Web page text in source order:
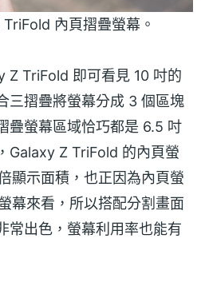
內頁摺疊螢幕。
Z TriFold 即可看見 10 吋的
三摺疊將螢幕分成 3 個區塊
疊螢幕區域恰巧都是 6.5 吋
Galaxy Z TriFold 的內頁螢
顯示面積，也正因為內頁螢
幕來看，所以搭配分割畫面
常出色，螢幕利用率也能有